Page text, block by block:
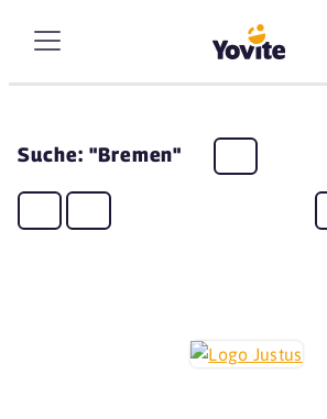
Suche: "Bremen"